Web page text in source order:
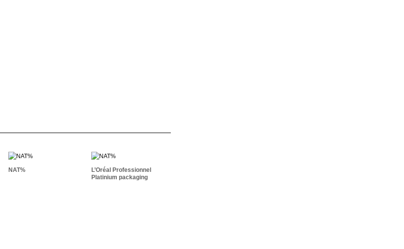
NAT%
L’Oréal Professionnel
L’Oréal Professionnel
Platinium packaging